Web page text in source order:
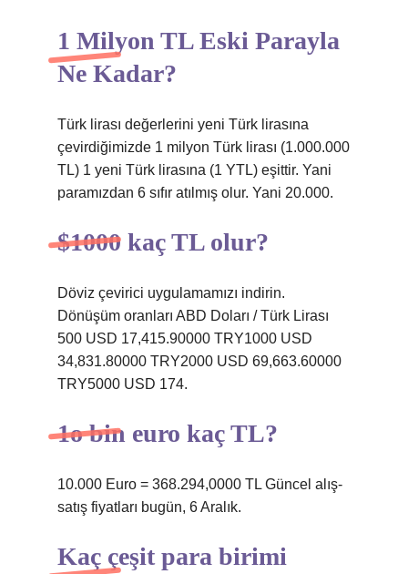
1 Milyon TL Eski Parayla
Ne Kadar?
Türk lirası değerlerini yeni Türk lirasına
çevirdiğimizde 1 milyon Türk lirası (1.000.000
TL) 1 yeni Türk lirasına (1 YTL) eşittir. Yani
paramızdan 6 sıfır atılmış olur. Yani 20.000.
$1000 kaç TL olur?
Döviz çevirici uygulamamızı indirin.
Dönüşüm oranları ABD Doları / Türk Lirası
500 USD 17,415.90000 TRY1000 USD
34,831.80000 TRY2000 USD 69,663.60000
TRY5000 USD 174.
1o bin euro kaç TL?
10.000 Euro = 368.294,0000 TL Güncel alış-
satış fiyatları bugün, 6 Aralık.
Kaç çeşit para birimi